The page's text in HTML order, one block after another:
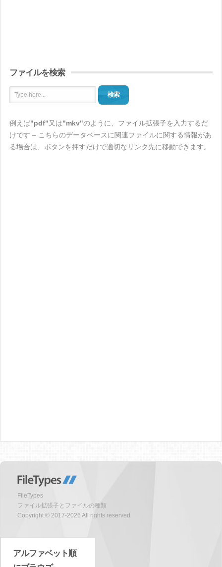
ファイルを検索
検索
例えば"pdf"又は"mkv"のように、ファイル拡張子を入力するだ
けです – こちらのデータベースに関連ファイルに関する情報があ
る場合は、ボタンを押すだけで適切なリンク先に移動できます。
FileTypes
ファイル拡張子とファイルの種類
Copyright © 2017-2026 All rights reserved
アルファベット順